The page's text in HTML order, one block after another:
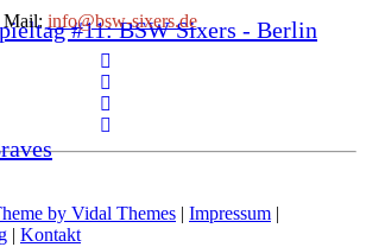
#11: BSW Sixers - Berlin
Mail: info@bsw-sixers.de
by Vidal Themes | Impressum |
| Kontakt